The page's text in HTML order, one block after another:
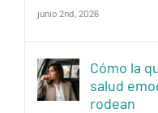
junio 2nd, 2026
Cómo la
salud
rodean